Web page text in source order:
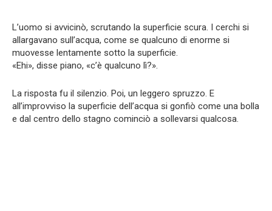
L’uomo si avvicinò, scrutando la superficie scura. I cerchi si
allargavano sull’acqua, come se qualcuno di enorme si
muovesse lentamente sotto la superficie.
«Ehi», disse piano, «c’è qualcuno lì?».
La risposta fu il silenzio. Poi, un leggero spruzzo. E
all’improvviso la superficie dell’acqua si gonfiò come una bolla
e dal centro dello stagno cominciò a sollevarsi qualcosa.